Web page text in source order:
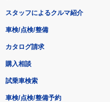
スタッフによるクルマ紹介
車検/点検/整備
カタログ請求
購入相談
試乗車検索
車検/点検/整備予約